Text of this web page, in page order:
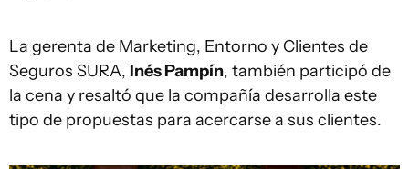
La gerenta de Marketing, Entorno y Clientes de
Seguros SURA, Inés Pampín, también participó de
la cena y resaltó que la compañía desarrolla este
tipo de propuestas para acercarse a sus clientes.